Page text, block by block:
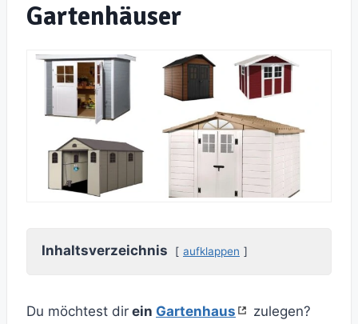
Gartenhäuser
Inhaltsverzeichnis aufklappen
Du möchtest dir ein Gartenhaus
zulegen?